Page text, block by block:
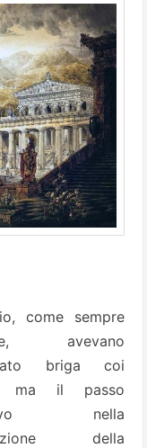
come sempre
avevano
briga coi
ma il passo
nella
della